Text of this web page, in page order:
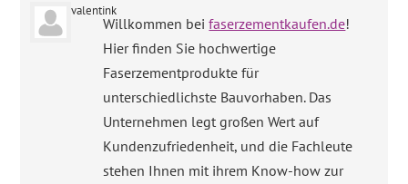
valentink
Willkommen beifaserzementkaufen.de!
Hier finden Sie hochwertige
Faserzementprodukte für
unterschiedlichste Bauvorhaben. Das
Unternehmen legt großen Wert auf
Kundenzufriedenheit, und die Fachleute
stehen Ihnen mit ihrem Know-how zur